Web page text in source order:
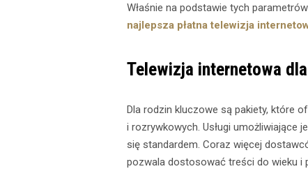
Właśnie na podstawie tych
najlepsza płatna telewizja
Telewizja internetowa
Dla rodzin kluczowe są pakiety, które
i rozrywkowych. Usługi umożliwiające
się standardem. Coraz więcej
pozwala dostosować treści do wieku i